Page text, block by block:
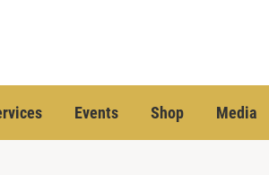
Events Shop Media